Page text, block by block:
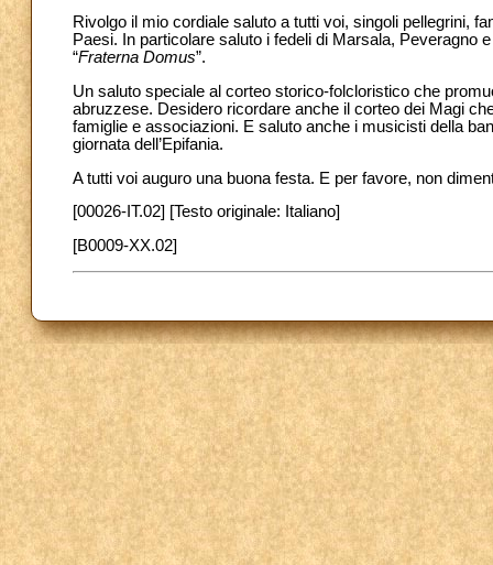
Rivolgo il mio cordiale saluto a tutti voi, singoli pellegrini,
Paesi. In particolare saluto i fedeli di Marsala, Peveragno
“Fraterna Domus”.
Un saluto speciale al corteo storico-folcloristico che
abruzzese. Desidero ricordare anche il corteo dei Magi
famiglie e associazioni. E saluto anche i musicisti della
giornata dell’Epifania.
A tutti voi auguro una buona festa. E per favore, non
[00026-IT.02] [Testo originale: Italiano]
[B0009-XX.02]